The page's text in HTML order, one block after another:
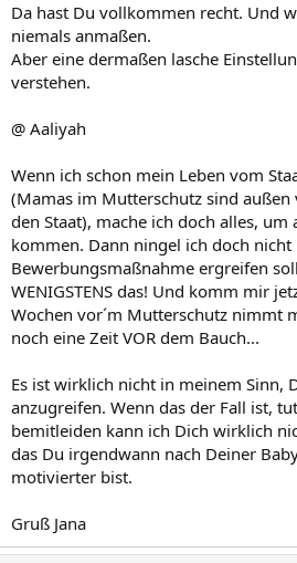
Da hast Du vollkommen recht. Und
niemals anmaßen.
Aber eine dermaßen lasche
verstehen.
@ Aaliyah
Wenn ich schon mein Leben vom
(Mamas im Mutterschutz sind
den Staat), mache ich doch alles, um
kommen. Dann ningel ich doch
Bewerbungsmaßnahme ergreifen
WENIGSTENS das! Und komm mir
Wochen vor´m Mutterschutz nimmt
noch eine Zeit VOR dem Bauch...
Es ist wirklich nicht in meinem Sinn,
anzugreifen. Wenn das der Fall ist,
bemitleiden kann ich Dich wirklich
das Du irgendwann nach Deiner
motivierter bist.
Gruß Jana